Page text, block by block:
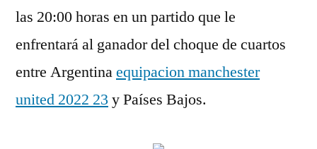
las 20:00 horas en un partido que le
enfrentará al ganador del choque de cuartos
entre Argentinaequipacion manchester
united 2022 23 y Países Bajos.